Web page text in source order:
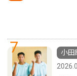
7
小田